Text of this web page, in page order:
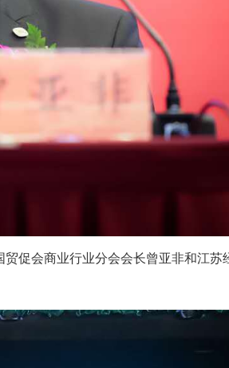
促会商业行业分会会长曾亚非和江苏